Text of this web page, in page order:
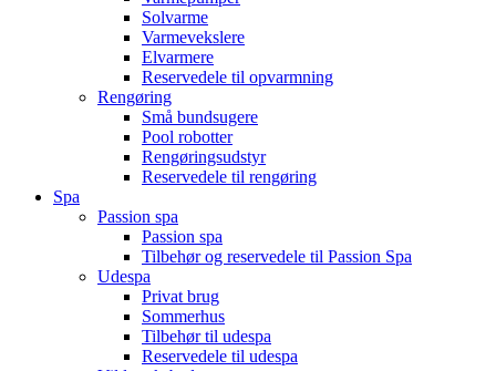
Solvarme
Varmevekslere
Elvarmere
Reservedele til opvarmning
Rengøring
Små bundsugere
Pool robotter
Rengøringsudstyr
Reservedele til rengøring
Spa
Passion spa
Passion spa
Tilbehør og reservedele til Passion Spa
Udespa
Privat brug
Sommerhus
Tilbehør til udespa
Reservedele til udespa